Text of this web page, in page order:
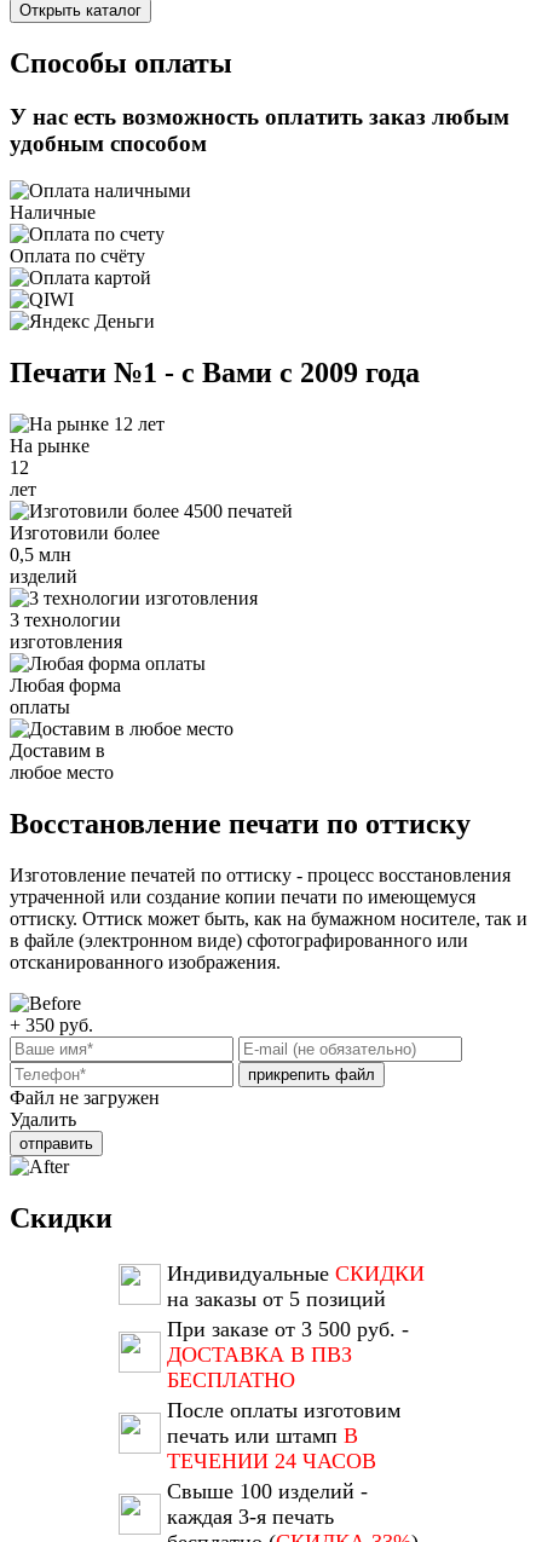
Открыть каталог
Способы оплаты
У нас есть возможность оплатить заказ любым
удобным способом
Наличные
Оплата по счёту
Печати №1 - с Вами с 2009 года
На рынке
12
лет
Изготовили более
0,5 млн
изделий
3 технологии
изготовления
Любая форма
оплаты
Доставим в
любое место
Восстановление печати по оттиску
Изготовление печатей по оттиску - процесс восстановления
утраченной или создание копии печати по имеющемуся
оттиску. Оттиск может быть, как на бумажном носителе, так и
в файле (электронном виде) сфотографированного или
отсканированного изображения.
+ 350 руб.
прикрепить файл
Файл не загружен
Удалить
отправить
Скидки
Индивидуальные СКИДКИ
на заказы от 5 позиций
При заказе от 3 500 руб. -
ДОСТАВКА В ПВЗ
БЕСПЛАТНО
После оплаты изготовим
печать или штамп В
ТЕЧЕНИИ 24 ЧАСОВ
Свыше 100 изделий -
каждая 3-я печать